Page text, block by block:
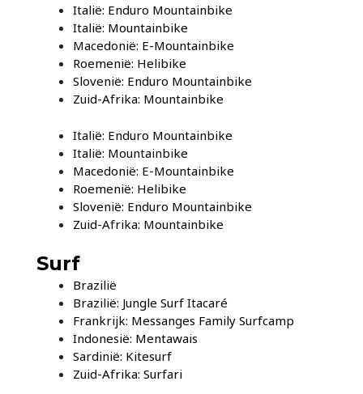
Italië: Enduro Mountainbike
Italië: Mountainbike
Macedonië: E-Mountainbike
Roemenië: Helibike
Slovenië: Enduro Mountainbike
Zuid-Afrika: Mountainbike
Italië: Enduro Mountainbike
Italië: Mountainbike
Macedonië: E-Mountainbike
Roemenië: Helibike
Slovenië: Enduro Mountainbike
Zuid-Afrika: Mountainbike
Surf
Brazilië
Brazilië: Jungle Surf Itacaré
Frankrijk: Messanges Family Surfcamp
Indonesië: Mentawais
Sardinië: Kitesurf
Zuid-Afrika: Surfari